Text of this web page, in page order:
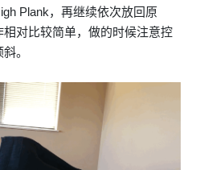
Plank，再继续依次放回原
对比较简单，做的时候注意控
。